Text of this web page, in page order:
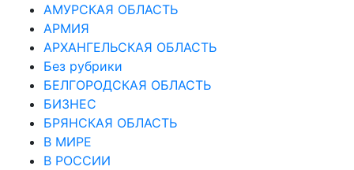
АМУРСКАЯ ОБЛАСТЬ
АРМИЯ
АРХАНГЕЛЬСКАЯ ОБЛАСТЬ
Без рубрики
БЕЛГОРОДСКАЯ ОБЛАСТЬ
БИЗНЕС
БРЯНСКАЯ ОБЛАСТЬ
В МИРЕ
В РОССИИ